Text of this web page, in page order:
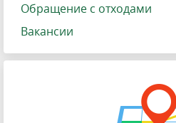
Обращение с отходами
Вакансии